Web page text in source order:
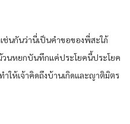
ช่นกันว่านี่เป็นคำขอของพี่สะใภ้
นหยกบันทึกแค่ประโยคนี้ประโยค
ให้เจ้าคิดถึงบ้านเกิดและญาติมิตร